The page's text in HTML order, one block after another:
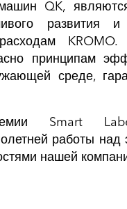
QK,
развития
принципам
среде,
Smart
работы над
нашей